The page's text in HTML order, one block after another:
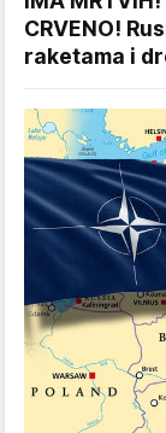
CRVENO!
raketama i